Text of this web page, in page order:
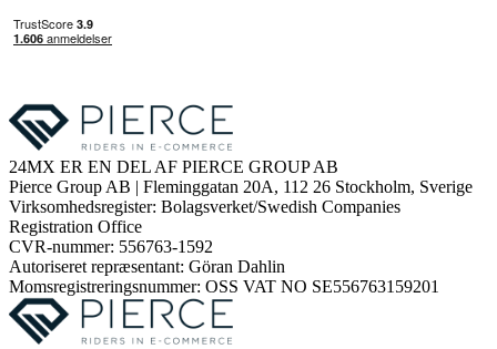
24MX ER EN DEL AF PIERCE GROUP AB
Pierce Group AB | Fleminggatan 20A, 112 26 Stockholm, Sverige
Virksomhedsregister: Bolagsverket/Swedish Companies
Registration Office
CVR-nummer: 556763-1592
Autoriseret repræsentant: Göran Dahlin
Momsregistreringsnummer: OSS VAT NO SE556763159201